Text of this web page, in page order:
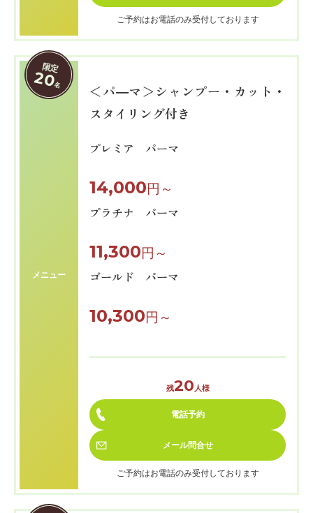
ご予約はお電話のみ受付しております
限定
20名
メニュー
＜パ―マ＞シャンプー・カット・
スタイリング付き
プレミア パーマ
14,000円～
プラチナ パーマ
11,300円～
ゴールド パーマ
10,300円～
残20人様
電話予約
メール問合せ
ご予約はお電話のみ受付しております